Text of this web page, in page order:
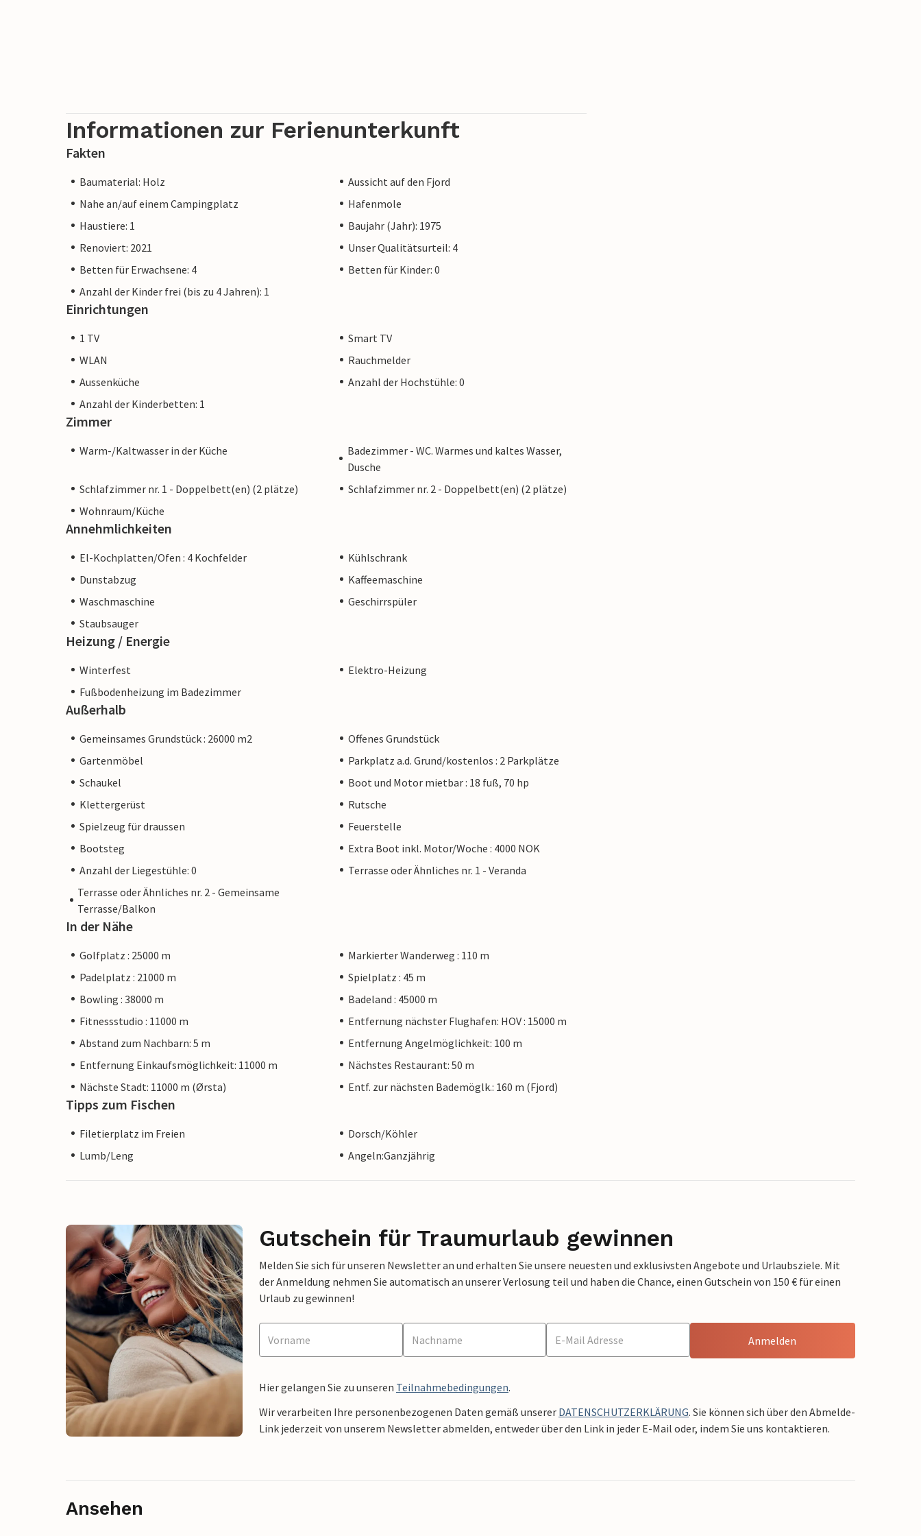
Informationen zur Ferienunterkunft
Fakten
Baumaterial: Holz
Aussicht auf den Fjord
Nahe an/auf einem Campingplatz
Hafenmole
Haustiere: 1
Baujahr (Jahr): 1975
Renoviert: 2021
Unser Qualitätsurteil: 4
Betten für Erwachsene: 4
Betten für Kinder: 0
Anzahl der Kinder frei (bis zu 4 Jahren): 1
Einrichtungen
1 TV
Smart TV
WLAN
Rauchmelder
Aussenküche
Anzahl der Hochstühle: 0
Anzahl der Kinderbetten: 1
Zimmer
Warm-/Kaltwasser in der Küche
Badezimmer - WC. Warmes und kaltes Wasser,
Dusche
Schlafzimmer nr. 1 - Doppelbett(en) (2 plätze)
Schlafzimmer nr. 2 - Doppelbett(en) (2 plätze)
Wohnraum/Küche
Annehmlichkeiten
El-Kochplatten/Ofen : 4 Kochfelder
Kühlschrank
Dunstabzug
Kaffeemaschine
Waschmaschine
Geschirrspüler
Staubsauger
Heizung / Energie
Winterfest
Elektro-Heizung
Fußbodenheizung im Badezimmer
Außerhalb
Gemeinsames Grundstück : 26000 m2
Offenes Grundstück
Gartenmöbel
Parkplatz a.d. Grund/kostenlos : 2 Parkplätze
Schaukel
Boot und Motor mietbar : 18 fuß, 70 hp
Klettergerüst
Rutsche
Spielzeug für draussen
Feuerstelle
Bootsteg
Extra Boot inkl. Motor/Woche : 4000 NOK
Anzahl der Liegestühle: 0
Terrasse oder Ähnliches nr. 1 - Veranda
Terrasse oder Ähnliches nr. 2 - Gemeinsame
Terrasse/Balkon
In der Nähe
Golfplatz : 25000 m
Markierter Wanderweg : 110 m
Padelplatz : 21000 m
Spielplatz : 45 m
Bowling : 38000 m
Badeland : 45000 m
Fitnessstudio : 11000 m
Entfernung nächster Flughafen: HOV : 15000 m
Abstand zum Nachbarn: 5 m
Entfernung Angelmöglichkeit: 100 m
Entfernung Einkaufsmöglichkeit: 11000 m
Nächstes Restaurant: 50 m
Nächste Stadt: 11000 m (Ørsta)
Entf. zur nächsten Bademöglk.: 160 m (Fjord)
Tipps zum Fischen
Filetierplatz im Freien
Dorsch/Köhler
Lumb/Leng
Angeln:Ganzjährig
Gutschein für Traumurlaub gewinnen
Melden Sie sich für unseren Newsletter an und erhalten Sie unsere neuesten und exklusivsten Angebote und Urlaubsziele. Mit
der Anmeldung nehmen Sie automatisch an unserer Verlosung teil und haben die Chance, einen Gutschein von 150 € für einen
Urlaub zu gewinnen!
Anmelden
Hier gelangen Sie zu unseren Teilnahmebedingungen.
Wir verarbeiten Ihre personenbezogenen Daten gemäß unserer DATENSCHUTZERKLÄRUNG. Sie können sich über den Abmelde-
Link jederzeit von unserem Newsletter abmelden, entweder über den Link in jeder E-Mail oder, indem Sie uns kontaktieren.
Ansehen